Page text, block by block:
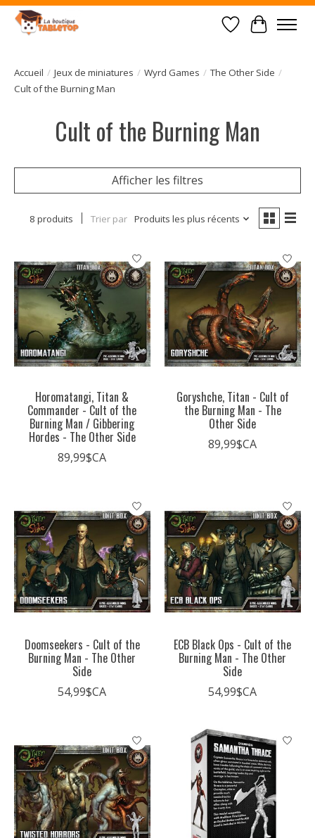
Liste dePanier
Accueil / Jeux de miniatures / Wyrd Games / The Other Side /
Cult of the Burning Man
Cult of the Burning Man
Afficher les filtres
8 produits Trier par Produits les plus récents
Horomatangi, Titan &
Commander - Cult of the
Burning Man / Gibbering
Hordes - The Other Side
89,99$CA
Goryshche, Titan - Cult of
the Burning Man - The
Other Side
89,99$CA
Doomseekers - Cult of the
Burning Man - The Other
Side
54,99$CA
ECB Black Ops - Cult of the
Burning Man - The Other
Side
54,99$CA